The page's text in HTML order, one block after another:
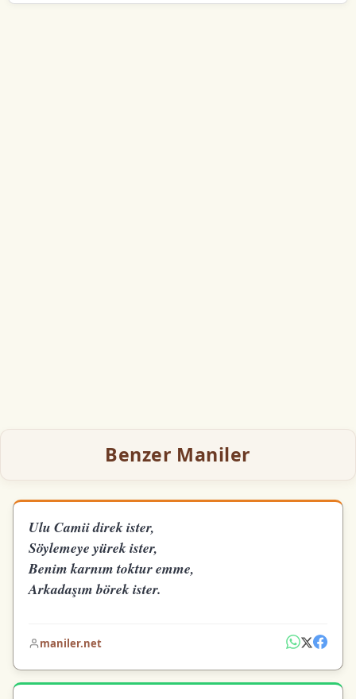
Benzer Maniler
Ulu Camii direk ister,
Söylemeye yürek ister,
Benim karnım toktur emme,
Arkadaşım börek ister.
maniler.net